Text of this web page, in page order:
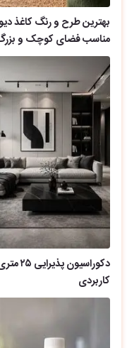
بهترین طرح و رنگ کاغذ
مناسب فضای کوچک و
کاربردی